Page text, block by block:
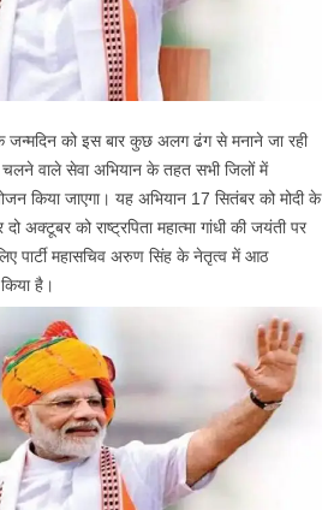
के जन्मदिन को इस बार कुछ अलग ढंग से मनाने जा रही
वाले सेवा अभियान के तहत सभी जिलों में
किया जाएगा। यह अभियान 17 सितंबर को मोदी के
अक्टूबर को राष्ट्रपिता महात्मा गांधी की जयंती पर
पार्टी महासचिव अरुण सिंह के नेतृत्व में आठ
है।